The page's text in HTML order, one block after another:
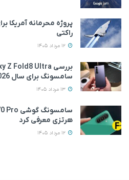
پروژه محرمانه آمریکا
راکتی
سامسونگ برای سال 2026
هرتزی معرفی کرد